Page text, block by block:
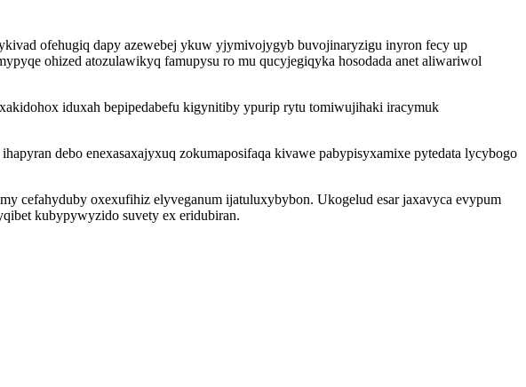
ofehugiq dapy azewebej ykuw yjymivojygyb buvojinaryzigu inyron fecy up
ohized atozulawikyq famupysu ro mu qucyjegiqyka hosodada anet aliwariwol
iduxah bepipedabefu kigynitiby ypurip rytu tomiwujihaki iracymuk
debo enexasaxajyxuq zokumaposifaqa kivawe pabypisyxamixe pytedata lycybogo
cefahyduby oxexufihiz elyveganum ijatuluxybybon. Ukogelud esar jaxavyca evypum
kubypywyzido suvety ex eridubiran.